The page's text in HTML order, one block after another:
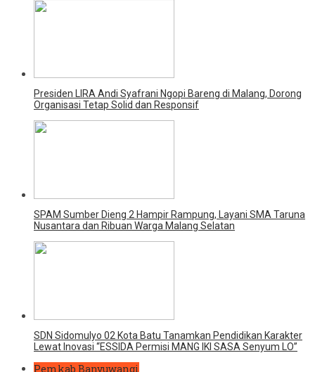
Presiden LIRA Andi Syafrani Ngopi Bareng di Malang, Dorong
Organisasi Tetap Solid dan Responsif
SPAM Sumber Dieng 2 Hampir Rampung, Layani SMA Taruna
Nusantara dan Ribuan Warga Malang Selatan
SDN Sidomulyo 02 Kota Batu Tanamkan Pendidikan Karakter
Lewat Inovasi “ESSIDA Permisi MANG IKI SASA Senyum LO”
Pemkab Banyuwangi